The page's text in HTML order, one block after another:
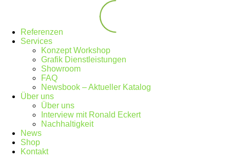
Referenzen
Services
Konzept Workshop
Grafik Dienstleistungen
Showroom
FAQ
Newsbook – Aktueller Katalog
Über uns
Über uns
Interview mit Ronald Eckert
Nachhaltigkeit
News
Shop
Kontakt